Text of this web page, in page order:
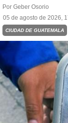
Por Geber Osorio
05 de agosto de 2026,
CIUDAD DE GUATEMALA